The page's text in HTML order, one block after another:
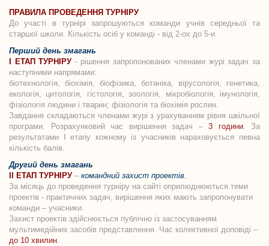
ПРАВИЛА ПРОВЕДЕННЯ ТУРНІРУ
До участі в турнірі запрошуються команди учнів середньої та
старшої школи. Кількість осіб у команді - від 2-ох до 5-и.
Перший день змагань
І ЕТАП ТУРНІРУ - рішення запропонованих членами журі задач за
наступними напрямами:
біотехнологія, біохімія, біофізика, ботаніка, вірусологія, генетика,
екологія, цитологія, гістологія, зоологія, мікробіологія, імунологія,
фізіологія людини і тварин; фізіологія та біохімія рослин.
Завдання складаються членами журі з урахуванням рівня шкільної
програми. Розрахунковий час вирішення задач – 3 години. За
результатами І етапу кожному із учасників нараховується певна
кількість балів.
Другий день змагань
ІІ ЕТАП ТУРНІРУ – командний захист проектів.
За місяць до проведення турніру на сайті оприлюднюються теми
проектів - практичних задач, вирішення яких мають запропонувати
команди – учасники.
Захист проектів здійснюється публічно із застосуванням
мультимедійних засобів представлення. Час колективної доповіді –
до 10 хвилин.